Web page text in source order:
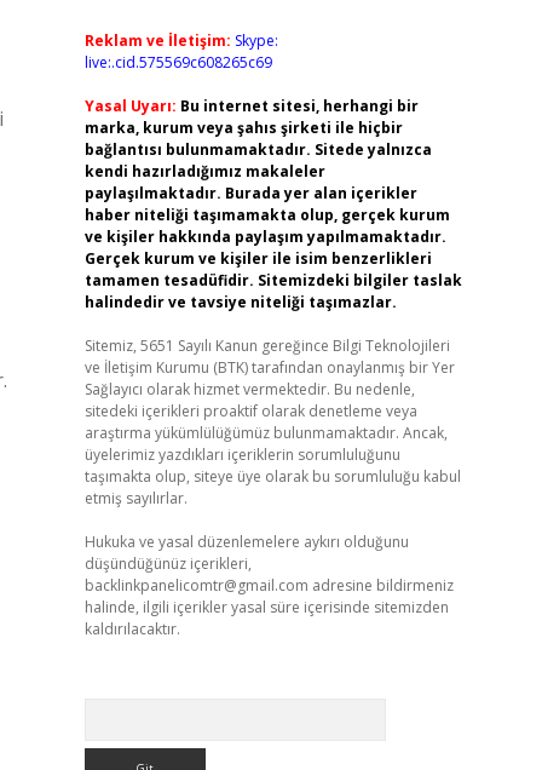
Reklam ve İletişim: Skype:
live:.cid.575569c608265c69
Yasal Uyarı: Bu internet sitesi, herhangi bir
marka, kurum veya şahıs şirketi ile hiçbir
bağlantısı bulunmamaktadır. Sitede yalnızca
kendi hazırladığımız makaleler
paylaşılmaktadır. Burada yer alan içerikler
haber niteliği taşımamakta olup, gerçek kurum
ve kişiler hakkında paylaşım yapılmamaktadır.
Gerçek kurum ve kişiler ile isim benzerlikleri
tamamen tesadüfidir. Sitemizdeki bilgiler taslak
halindedir ve tavsiye niteliği taşımazlar.
Sitemiz, 5651 Sayılı Kanun gereğince Bilgi Teknolojileri
ve İletişim Kurumu (BTK) tarafından onaylanmış bir Yer
Sağlayıcı olarak hizmet vermektedir. Bu nedenle,
sitedeki içerikleri proaktif olarak denetleme veya
araştırma yükümlülüğümüz bulunmamaktadır. Ancak,
üyelerimiz yazdıkları içeriklerin sorumluluğunu
taşımakta olup, siteye üye olarak bu sorumluluğu kabul
etmiş sayılırlar.
Hukuka ve yasal düzenlemelere aykırı olduğunu
düşündüğünüz içerikleri,
backlinkpanelicomtr@gmail.com adresine bildirmeniz
halinde, ilgili içerikler yasal süre içerisinde sitemizden
kaldırılacaktır.